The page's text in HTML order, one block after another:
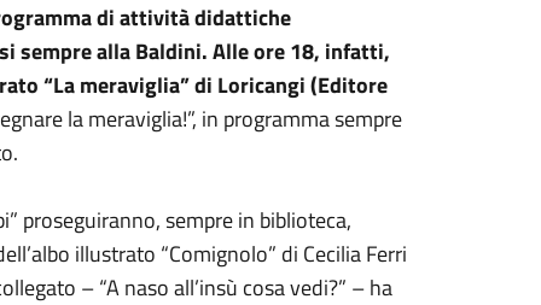
di attività didattiche
sempre alla Baldini. Alle ore 18, infatti,
“La meraviglia” di Loricangi (Editore
la meraviglia!”, in programma sempre
proseguiranno, sempre in biblioteca,
illustrato “Comignolo” di Cecilia Ferri
– “A naso all’insù cosa vedi?” – ha